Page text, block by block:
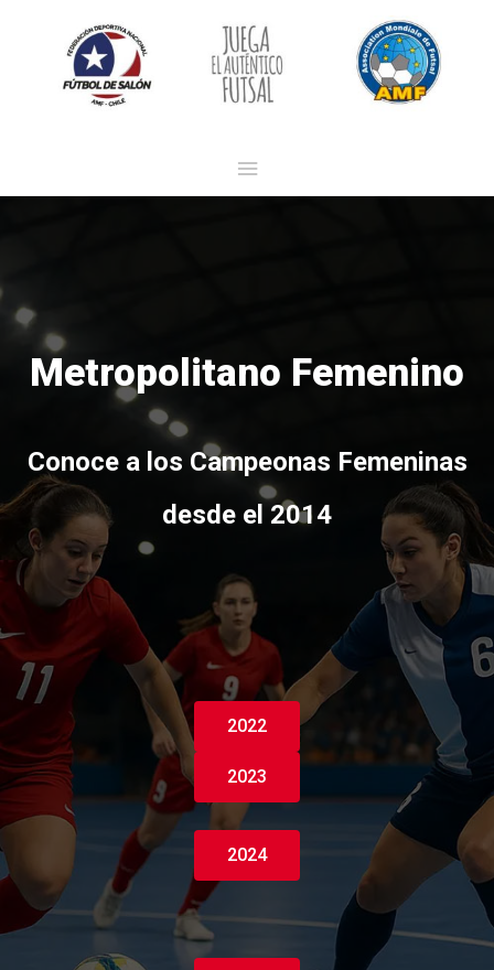
Metropolitano Femenino
Conoce a los Campeonas Femeninas
desde el 2014
2022
2023
2024